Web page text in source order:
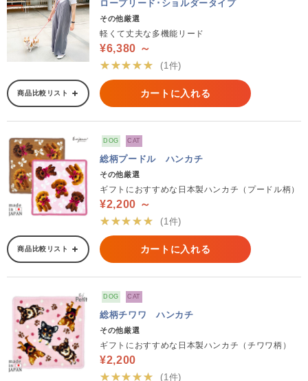
ロープリード･ショルダータイプ
その他厳選
軽くて丈夫な多機能リード
¥6,380 ～
★★★★★
(1件)
商品比較リスト カートに入れる
DOG CAT
総柄プードル ハンカチ
その他厳選
ギフトにおすすめな日本製ハンカチ（プードル柄）
¥2,200 ～
★★★★★
(1件)
商品比較リスト カートに入れる
DOG CAT
総柄チワワ ハンカチ
その他厳選
ギフトにおすすめな日本製ハンカチ（チワワ柄）
¥2,200
★★★★★
(1件)